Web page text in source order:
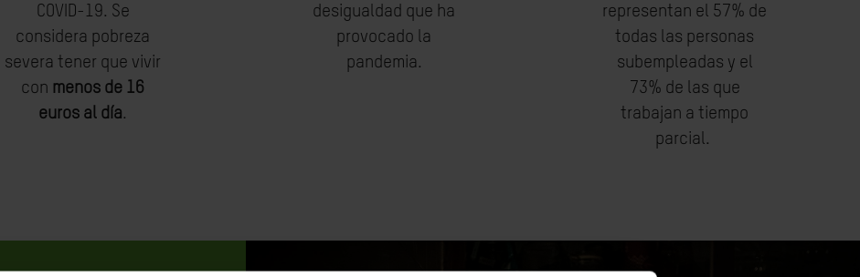
COVID-19. Se
considera pobreza
severa tener que vivir
con menos de 16
euros al día.
desigualdad que ha
provocado la
pandemia.
representan el 57% de
todas las personas
subempleadas y el
73% de las que
trabajan a tiempo
parcial.